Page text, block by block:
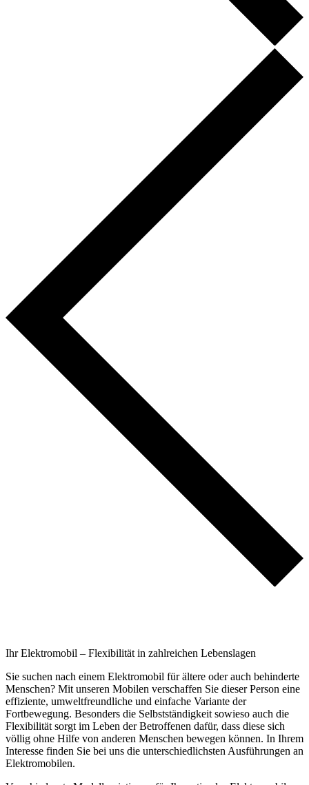
Ihr Elektromobil – Flexibilität in zahlreichen Lebenslagen
Sie suchen nach einem Elektromobil für ältere oder auch behinderte
Menschen? Mit unseren Mobilen verschaffen Sie dieser Person eine
effiziente, umweltfreundliche und einfache Variante der
Fortbewegung. Besonders die Selbstständigkeit sowieso auch die
Flexibilität sorgt im Leben der Betroffenen dafür, dass diese sich
völlig ohne Hilfe von anderen Menschen bewegen können. In Ihrem
Interesse finden Sie bei uns die unterschiedlichsten Ausführungen an
Elektromobilen.